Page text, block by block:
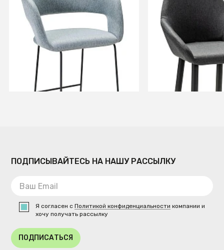
Кресло Бар. Hugs св.сер/
Линк
+3
В КОРЗИНУ
Кресло Бар.Kent
серый/черный
+8
В
ПОДПИСЫВАЙТЕСЬ НА НАШУ РАССЫЛКУ
Я согласен сПолитикой конфиденциальности компании и
хочу получать рассылку
ПОДПИСАТЬСЯ